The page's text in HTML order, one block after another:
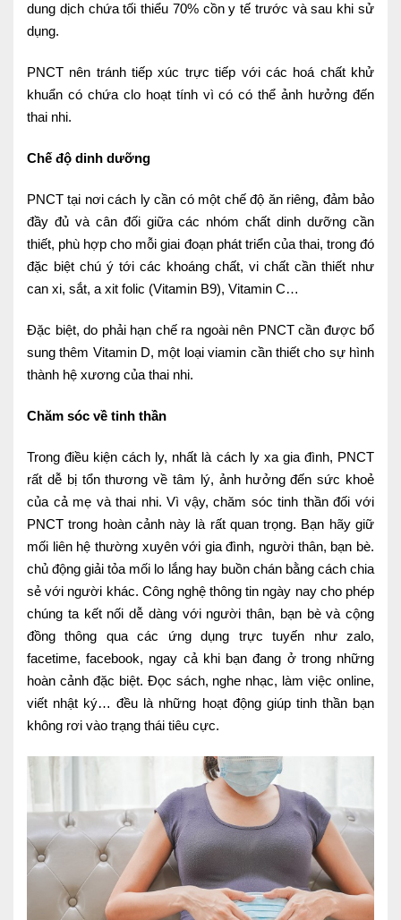
Xét nghiệm sàng lọc NIPT
Chẩn đoán hình ảnh
Gói khám tầm soát ung thư sớm
Gói quản lý mạn tính
Dịch vụ ưu đãi đặc biệt
Bác sĩ online - Tư vấn từ xa
Dịch vụ Y tế Cơ quan – MEDI-OFFICE
Dịch vụ Y tế gia đình – MEDI-HOME
Lấy mẫu xét nghiệm tại nhà
Bảo hiểm Y tế
Bảo lãnh viện phí HỎI ĐÁP
TUYỂN DỤNG TRA CỨU HỒ SƠ
dung dịch chứa tối thiểu 70% cồn y tế trước và sau khi sử
dụng.
PNCT nên tránh tiếp xúc trực tiếp với các hoá chất khử
khuẩn có chứa clo hoạt tính vì có có thể ảnh hưởng đến
thai nhi.
Chế độ dinh dưỡng
PNCT tại nơi cách ly cần có một chế độ ăn riêng, đảm bảo
đầy đủ và cân đối giữa các nhóm chất dinh dưỡng cần
thiết, phù hợp cho mỗi giai đoạn phát triển của thai, trong đó
đặc biệt chú ý tới các khoáng chất, vi chất cần thiết như
can xi, sắt, a xit folic (Vitamin B9), Vitamin C…
Đặc biệt, do phải hạn chế ra ngoài nên PNCT cần được bổ
sung thêm Vitamin D, một loại viamin cần thiết cho sự hình
thành hệ xương của thai nhi.
Chăm sóc về tinh thần
Trong điều kiện cách ly, nhất là cách ly xa gia đình, PNCT
rất dễ bị tổn thương về tâm lý, ảnh hưởng đến sức khoẻ
của cả mẹ và thai nhi. Vì vậy, chăm sóc tinh thần đối với
PNCT trong hoàn cảnh này là rất quan trọng. Bạn hãy giữ
mối liên hệ thường xuyên với gia đình, người thân, bạn bè.
chủ động giải tỏa mối lo lắng hay buồn chán bằng cách chia
sẻ với người khác. Công nghệ thông tin ngày nay cho phép
chúng ta kết nối dễ dàng với người thân, bạn bè và cộng
đồng thông qua các ứng dụng trực tuyến như zalo,
facetime, facebook, ngay cả khi bạn đang ở trong những
hoàn cảnh đặc biệt. Đọc sách, nghe nhạc, làm việc online,
viết nhật ký… đều là những hoạt động giúp tinh thần bạn
không rơi vào trạng thái tiêu cực.